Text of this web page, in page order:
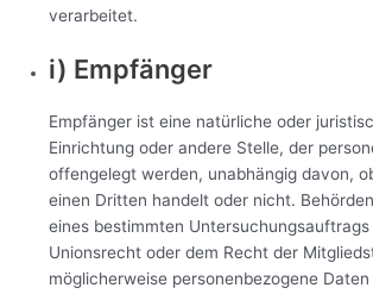
verarbeitet.
i) Empfänger
Empfänger ist eine natürliche oder
Einrichtung oder andere Stelle, der
offengelegt werden, unabhängig davon,
einen Dritten handelt oder nicht.
eines bestimmten Untersuchungsauftrags
Unionsrecht oder dem Recht der
möglicherweise personenbezogene